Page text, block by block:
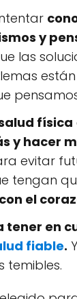
y
las
física
y hacer
evitar
tengan
el
tener en
fiable.
temibles.